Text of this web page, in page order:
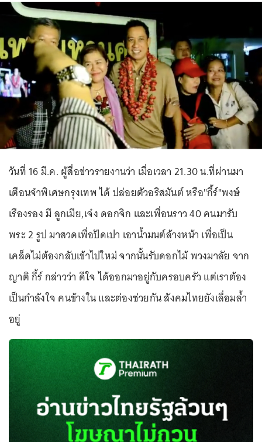
วันที่ 16 มี.ค. ผู้สื่อข่าวรายงานว่า เมื่อเวลา 21.30 น.ที่ผ่านมา
เตือนจำพิเศษกรุงเทพ ได้ ปล่อยตัวอริสมันต์ หรือ"กี้ร์"พงษ์
เรืองรอง มี ลูกเมีย,เจ๋ง ดอกจิก และเพื่อนราว 40 คนมารับ
พระ 2 รูป มาสวดเพื่อปัดเปา เอาน้ำมนต์ล้างหน้า เพื่อเป็น
เคล็ดไม่ต้องกลับเข้าไปใหม่ จากนั้นรับดอกไม้ พวงมาลัย จาก
ญาติ กี้ร์ กล่าวว่า ดีใจ ได้ออกมาอยู่กับครอบครัว แต่เราต้อง
เป็นกำลังใจ คนข้างใน และต่องช่วยกัน สังคมไทยยังเลื่อมล้ำ
อยู่